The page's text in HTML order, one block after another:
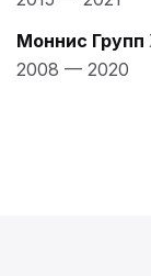
Моннис Групп
2008 — 2020